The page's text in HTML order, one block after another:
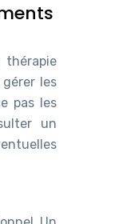
thérapie
les
pas les
un